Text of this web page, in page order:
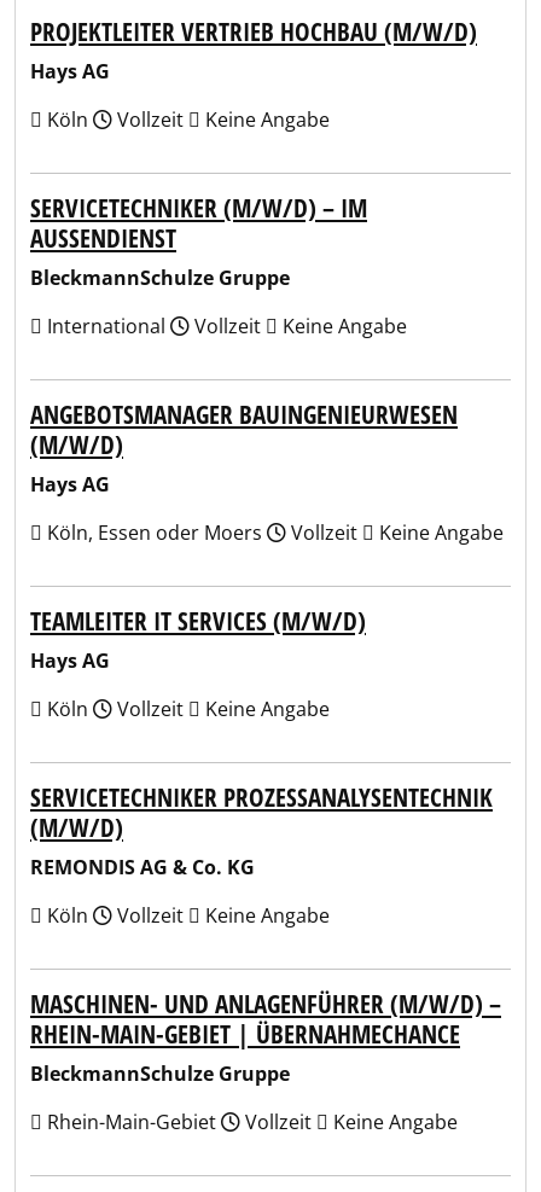
PROJEKTLEITER VERTRIEB HOCHBAU (M/W/D)
Hays AG
Köln
Vollzeit Keine Angabe
SERVICETECHNIKER (M/W/D) – IM
AUSSENDIENST
BleckmannSchulze Gruppe
International
Vollzeit Keine Angabe
ANGEBOTSMANAGER BAUINGENIEURWESEN
(M/W/D)
Hays AG
Köln, Essen oder Moers
Vollzeit Keine Angabe
TEAMLEITER IT SERVICES (M/W/D)
Hays AG
Köln
Vollzeit Keine Angabe
SERVICETECHNIKER PROZESSANALYSENTECHNIK
(M/W/D)
REMONDIS AG & Co. KG
Köln
Vollzeit Keine Angabe
MASCHINEN- UND ANLAGENFÜHRER (M/W/D) –
RHEIN-MAIN-GEBIET | ÜBERNAHMECHANCE
BleckmannSchulze Gruppe
Rhein-Main-Gebiet
Vollzeit Keine Angabe